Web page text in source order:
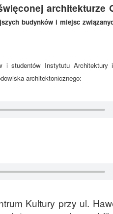
architekturze
budynków i miejsc
i studentów Instytutu Architektury
architektonicznego:
Kultury przy ul.